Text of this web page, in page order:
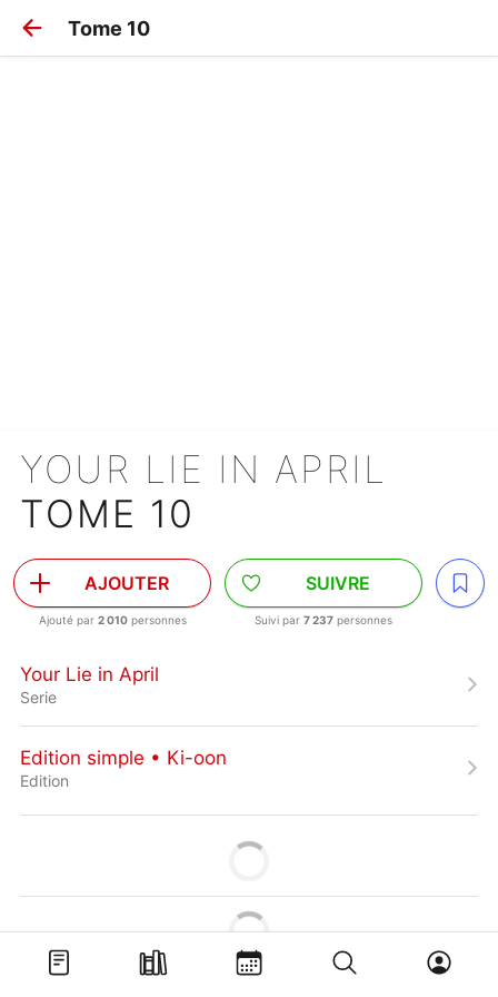
Tome 10
YOUR LIE IN APRIL
TOME 10
AJOUTER
Ajouté par 2 010personnes
SUIVRE
Suivi par 7 237 personnes
Your Lie in April
Serie
Edition simple • Ki-oon
Edition